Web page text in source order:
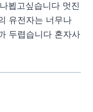
뵙고싶습니다 멋진
유전자는 너무나
두렵습니다 혼자사